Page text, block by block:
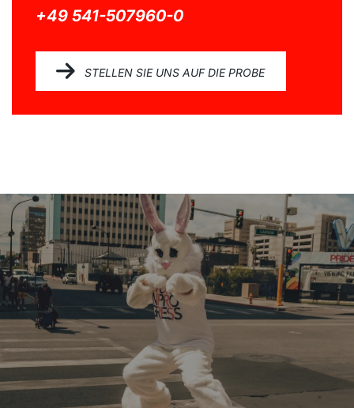
+49 541-507960-0
STELLEN SIE UNS AUF DIE PROBE